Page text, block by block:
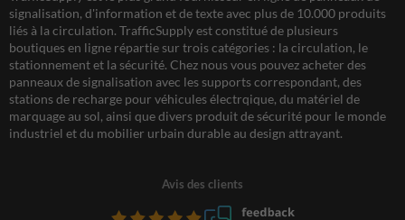
signalisation, d'information et de texte avec plus de 10.000 produits
liés à la circulation. TrafficSupply est constitué de plusieurs
boutiques en ligne répartie sur trois catégories : la circulation, le
stationnement et la sécurité. Chez nous vous pouvez acheter des
panneaux de signalisation avec les supports correspondant, des
stations de recharge pour véhicules électrqique, du matériel de
marquage au sol, ainsi que divers produit de sécurité pour le monde
industriel et du mobilier urbain durable au design attrayant.
Avis des clients